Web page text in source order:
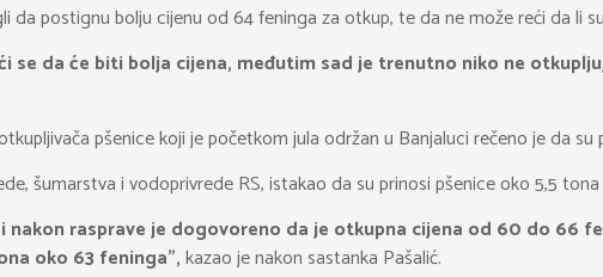
postignu bolju cijenu od 64 feninga za otkup, te da ne može reći da li
se da će biti bolja cijena, međutim sad je trenutno niko ne
pšenice koji je početkom jula održan u Banjaluci rečeno je da
šumarstva i vodoprivrede RS, istakao da su prinosi pšenice oko 5,5
nakon rasprave je dogovoreno da je otkupna cijena od 60 do 66
oko 63 feninga”,kazao je nakon sastanka Pašalić.